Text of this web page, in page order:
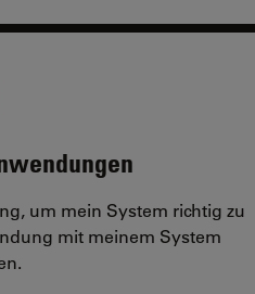
um mein System richtig zu
mit meinem System